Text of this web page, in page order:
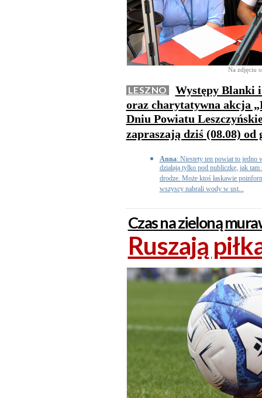
Na zdjęciu
LESZNO
Występy Blanki
oraz charytatywna akcja
Dniu Powiatu
zapraszają dziś (08.08) od
Anna: Niestety ten powiat to jedno
działają tylko pod publiczkę, jak
drodze. Może ktoś łaskawie
wszyscy nabrali wody w ust...
Czas na zieloną
Ruszają